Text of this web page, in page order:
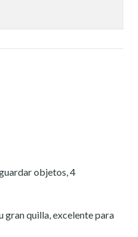
objetos, 4
gran quilla, excelente para